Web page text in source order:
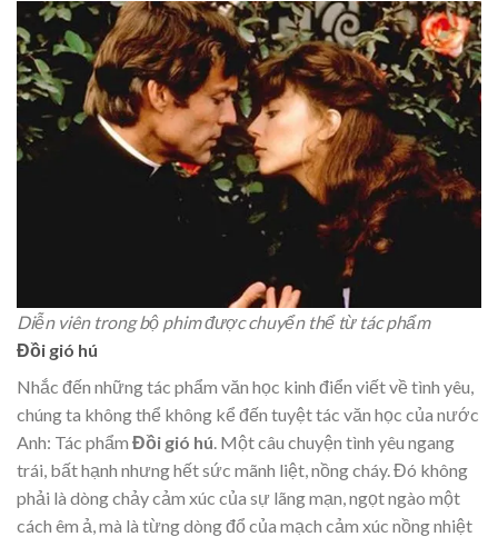
Diễn viên trong bộ phim được chuyển thể từ tác phẩm
Đồi gió hú
Nhắc đến những tác phẩm văn học kinh điển viết về tình yêu,
chúng ta không thể không kể đến tuyệt tác văn học của nước
Anh: Tác phẩm Đồi gió hú. Một câu chuyện tình yêu ngang
trái, bất hạnh nhưng hết sức mãnh liệt, nồng cháy. Đó không
phải là dòng chảy cảm xúc của sự lãng mạn, ngọt ngào một
cách êm ả, mà là từng dòng đổ của mạch cảm xúc nồng nhiệt